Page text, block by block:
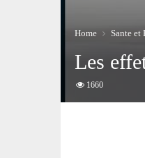
Home Sante et
Les
1660